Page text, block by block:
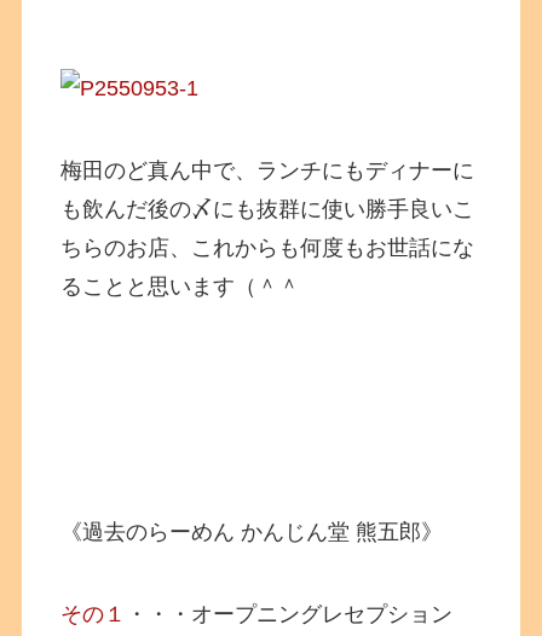
梅田のど真ん中で、ランチにもディナーに
も飲んだ後の〆にも抜群に使い勝手良いこ
ちらのお店、これからも何度もお世話にな
ることと思います（＾＾
《過去のらーめん かんじん堂 熊五郎》
その１ ・・・オープニングレセプション